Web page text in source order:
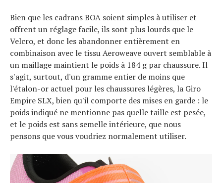
Bien que les cadrans BOA soient simples à utiliser et
offrent un réglage facile, ils sont plus lourds que le
Velcro, et donc les abandonner entièrement en
combinaison avec le tissu Aeroweave ouvert semblable à
un maillage maintient le poids à 184 g par chaussure. Il
s'agit, surtout, d'un gramme entier de moins que
l'étalon-or actuel pour les chaussures légères, la Giro
Empire SLX, bien qu'il comporte des mises en garde : le
poids indiqué ne mentionne pas quelle taille est pesée,
et le poids est sans semelle intérieure, que nous
pensons que vous voudriez normalement utiliser.